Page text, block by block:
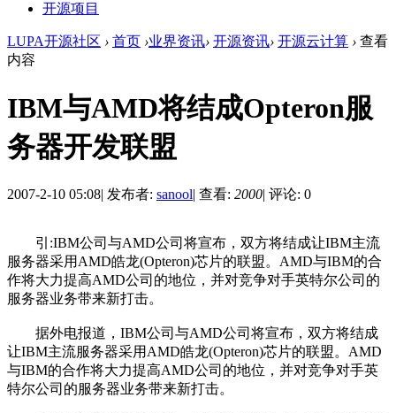
开源项目
LUPA开源社区 › 首页 ›业界资讯› 开源资讯› 开源云计算 › 查看
内容
IBM与AMD将结成Opteron服
务器开发联盟
2007-2-10 05:08| 发布者: sanool| 查看: 2000| 评论: 0
引:IBM公司与AMD公司将宣布，双方将结成让IBM主流
服务器采用AMD皓龙(Opteron)芯片的联盟。AMD与IBM的合
作将大力提高AMD公司的地位，并对竞争对手英特尔公司的
服务器业务带来新打击。
据外电报道，IBM公司与AMD公司将宣布，双方将结成
让IBM主流服务器采用AMD皓龙(Opteron)芯片的联盟。AMD
与IBM的合作将大力提高AMD公司的地位，并对竞争对手英
特尔公司的服务器业务带来新打击。